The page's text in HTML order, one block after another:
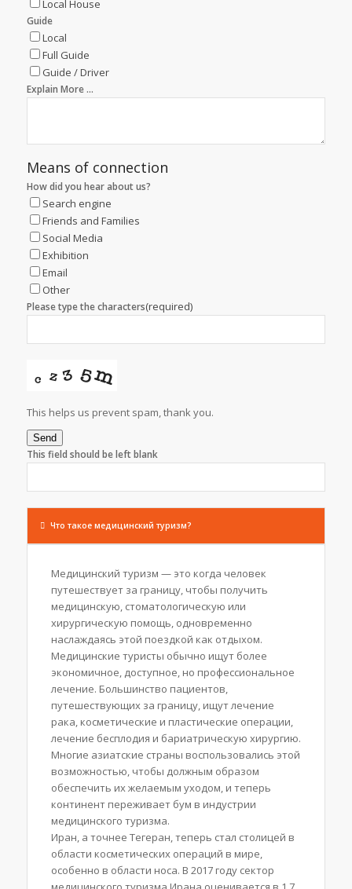
Local House
Guide
Local
Full Guide
Guide / Driver
Explain More ...
Means of connection
How did you hear about us?
Search engine
Friends and Families
Social Media
Exhibition
Email
Other
Please type the characters(required)
This helps us prevent spam, thank you.
Send
This field should be left blank
Что такое медицинский туризм?
Медицинский туризм — это когда человек
путешествует за границу, чтобы получить
медицинскую, стоматологическую или
хирургическую помощь, одновременно
наслаждаясь этой поездкой как отдыхом.
Медицинские туристы обычно ищут более
экономичное, доступное, но профессиональное
лечение. Большинство пациентов,
путешествующих за границу, ищут лечение
рака, косметические и пластические операции,
лечение бесплодия и бариатрическую хирургию.
Многие азиатские страны воспользовались этой
возможностью, чтобы должным образом
обеспечить их желаемым уходом, и теперь
континент переживает бум в индустрии
медицинского туризма.
Иран, а точнее Тегеран, теперь стал столицей в
области косметических операций в мире,
особенно в области носа. В 2017 году сектор